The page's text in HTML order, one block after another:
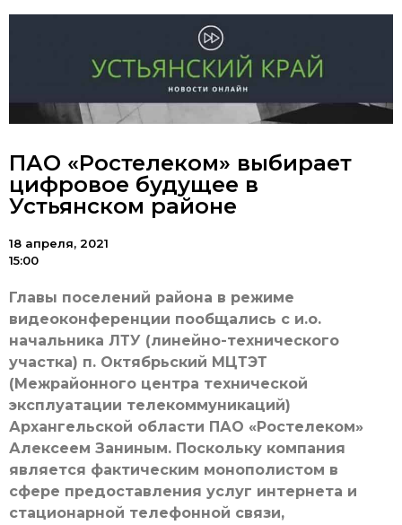
ПАО «Ростелеком» выбирает
цифровое будущее в
Устьянском районе
18 апреля, 2021
15:00
Главы поселений района в режиме
видеоконференции пообщались с и.о.
начальника ЛТУ (линейно-технического
участка) п. Октябрьский МЦТЭТ
(Межрайонного центра технической
эксплуатации телекоммуникаций)
Архангельской области ПАО «Ростелеком»
Алексеем Заниным. Поскольку компания
является фактическим монополистом в
сфере предоставления услуг интернета и
стационарной телефонной связи,